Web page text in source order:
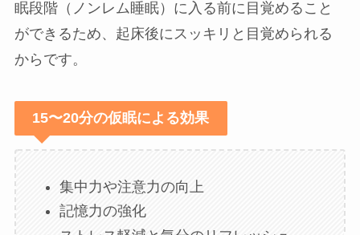
眠段階（ノンレム睡眠）に入る前に目覚めること
ができるため、起床後にスッキリと目覚められる
からです。
15〜20分の仮眠による効果
集中力や注意力の向上
記憶力の強化